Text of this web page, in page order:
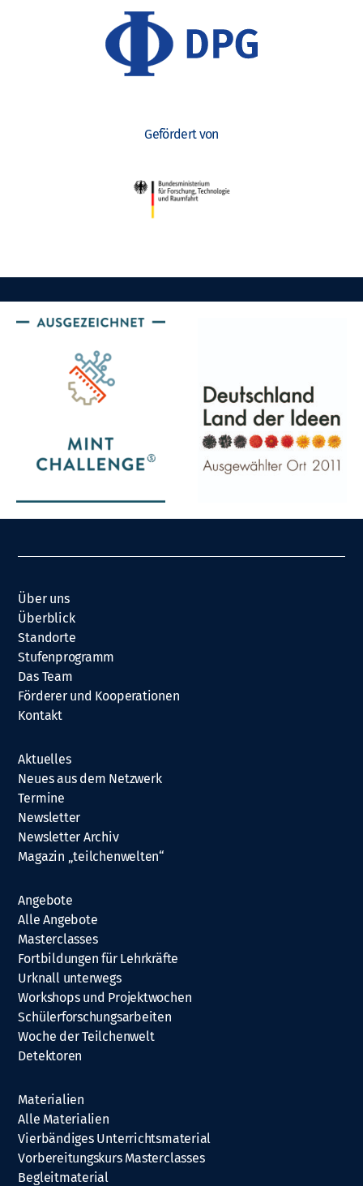
Gefördert von
Über uns
Überblick
Standorte
Stufenprogramm
Das Team
Förderer und Kooperationen
Kontakt
Aktuelles
Neues aus dem Netzwerk
Termine
Newsletter
Newsletter Archiv
Magazin „teilchenwelten“
Angebote
Alle Angebote
Masterclasses
Fortbildungen für Lehrkräfte
Urknall unterwegs
Workshops und Projektwochen
Schülerforschungsarbeiten
Woche der Teilchenwelt
Detektoren
Materialien
Alle Materialien
Vierbändiges Unterrichtsmaterial
Vorbereitungskurs Masterclasses
Begleitmaterial